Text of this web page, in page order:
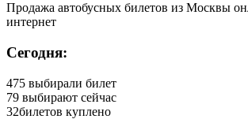
Продажа автобусных билетов из Москвы
интернет
Сегодня:
475 выбирали билет
79 выбирают сейчас
32билетов куплено